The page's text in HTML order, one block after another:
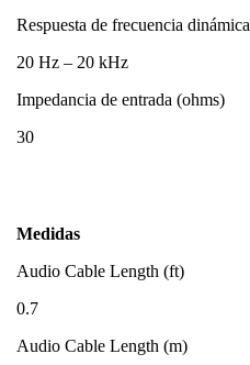
Respuesta de frecuencia dinámica
20 Hz – 20 kHz
Impedancia de entrada (ohms)
30
Medidas
Audio Cable Length (ft)
0.7
Audio Cable Length (m)